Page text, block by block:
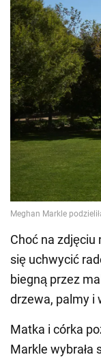
Choć na zdjęciu
się uchwycić
biegną przez
drzewa, palmy i
Matka i córka
Markle wybrała